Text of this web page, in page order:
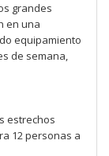
grandes
en una
equipamiento
de semana,
estrechos
12 personas a